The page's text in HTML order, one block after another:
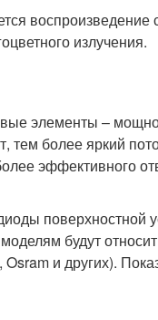
воспроизведение
излучения.
элементы –
более яркий
эффективного
поверхностной
будут
и других).